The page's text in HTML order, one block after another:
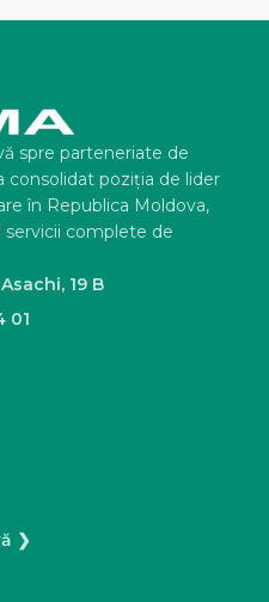
spre parteneriate de
consolidat poziţia de lider
în Republica Moldova,
complete de
19 B
01
❯